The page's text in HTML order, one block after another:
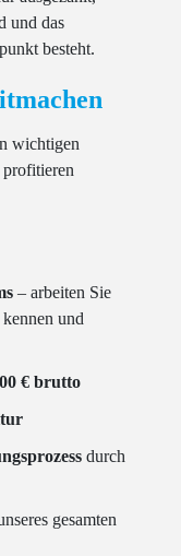
und das
besteht.
wichtigen
– arbeiten Sie
und
€ brutto
durch
gesamten